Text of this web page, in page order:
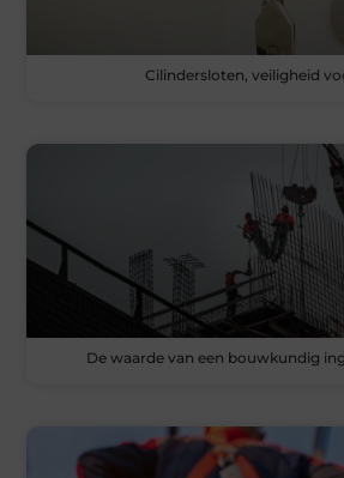
Cilindersloten, veiligheid
De waarde van een bouwkundig